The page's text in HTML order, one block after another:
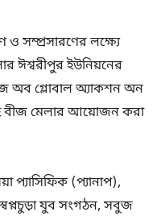
সম্প্রসারণের লক্ষ্যে
ঈশ্বরীপুর ইউনিয়নের
অব গ্লোবাল অ্যাকশন অন
বীজ মেলার আয়োজন করা
প্যাসিফিক (প্যানাপ),
যুব সংগঠন, সবুজ